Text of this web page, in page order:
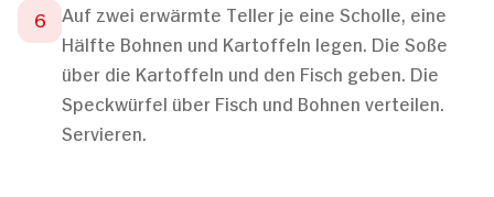
Auf zwei erwärmte Teller je eine Scholle, eine
Hälfte Bohnen und Kartoffeln legen. Die Soße
über die Kartoffeln und den Fisch geben. Die
Speckwürfel über Fisch und Bohnen verteilen.
Servieren.